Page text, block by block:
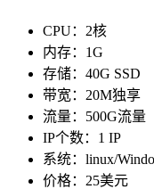
CPU：2核
内存：1G
存储：40G SSD
带宽：20M独享
流量：500G流量
IP个数：1 IP
系统：linux/
价格：25美元